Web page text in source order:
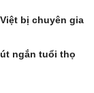
bị chuyên gia
ngắn tuổi thọ